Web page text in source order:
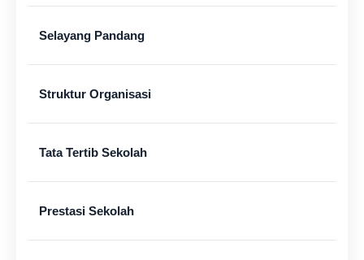
Selayang Pandang
Struktur Organisasi
Tata Tertib Sekolah
Prestasi Sekolah